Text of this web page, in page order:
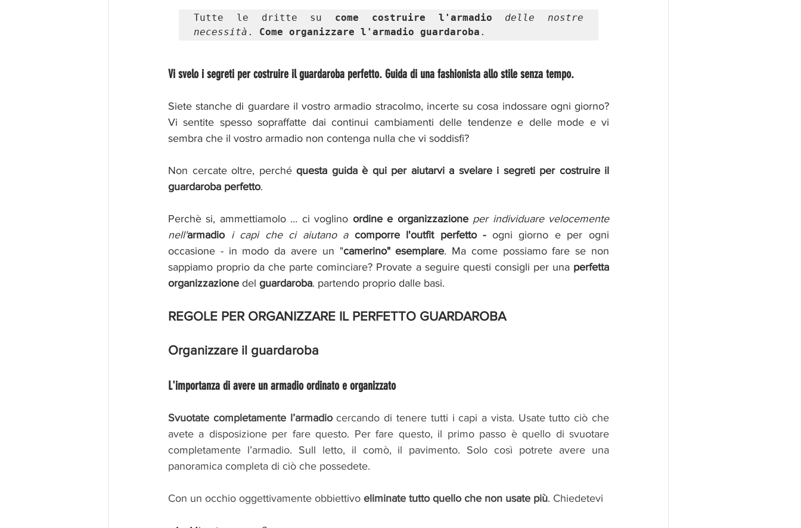
Tutte le dritte su come costruire l'armadio delle nostre
necessità . Come organizzare l'armadio guardaroba .
Vi svelo i segreti per costruire il guardaroba perfetto. Guida di una fashionista allo stile senza tempo.
Siete stanche di guardare il vostro armadio stracolmo, incerte su cosa indossare ogni giorno?
Vi sentite spesso sopraffatte dai continui cambiamenti delle tendenze e delle mode e vi
sembra che il vostro armadio non contenga nulla che vi soddisfi?
Non cercate oltre, perché questa guida è qui per aiutarvi a svelare i segreti per costruire il
guardaroba perfetto.
Perchè si, ammettiamolo … ci voglino ordine e organizzazione per individuare velocemente
nell'armadio i capi che ci aiutano a comporre l'outfit perfetto - ogni giorno e per ogni
occasione - in modo da avere un "camerino" esemplare. Ma come possiamo fare se non
sappiamo proprio da che parte cominciare? Provate a seguire questi consigli per una perfetta
organizzazione del guardaroba. partendo proprio dalle basi.
REGOLE PER ORGANIZZARE IL PERFETTO GUARDAROBA
Organizzare il guardaroba
L'importanza di avere un armadio ordinato e organizzato
Svuotate completamente l’armadio cercando di tenere tutti i capi a vista. Usate tutto ciò che
avete a disposizione per fare questo. Per fare questo, il primo passo è quello di svuotare
completamente l’armadio. Sull letto, il comò, il pavimento. Solo così potrete avere una
panoramica completa di ciò che possedete.
Con un occhio oggettivamente obbiettivo eliminate tutto quello che non usate più. Chiedetevi